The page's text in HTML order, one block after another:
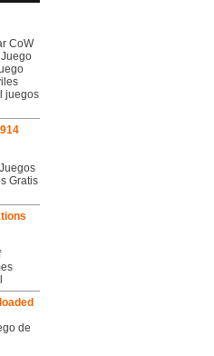
CoW
juegos
Gratis
de